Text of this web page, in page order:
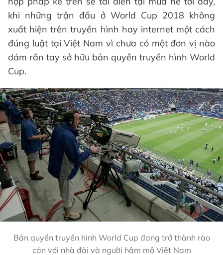
khi những trận đấu ở World Cup 2018 không
xuất hiện trên truyền hình hay internet một cách
đúng luật tại Việt Nam vì chưa có một đơn vị nào
dám rắn tay sở hữu bản quyền truyền hình World
Cup.
Bản quyền truyền hình World Cup đang trở thành rào
cản với nhà đài và người hâm mộ Việt Nam